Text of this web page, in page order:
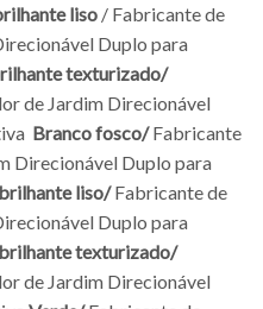
liso / Fabricante de
Duplo para
texturizado/
de Jardim Direcionável
Branco fosco/Fabricante
Direcionável Duplo para
liso/Fabricante de
Duplo para
texturizado/
de Jardim Direcionável